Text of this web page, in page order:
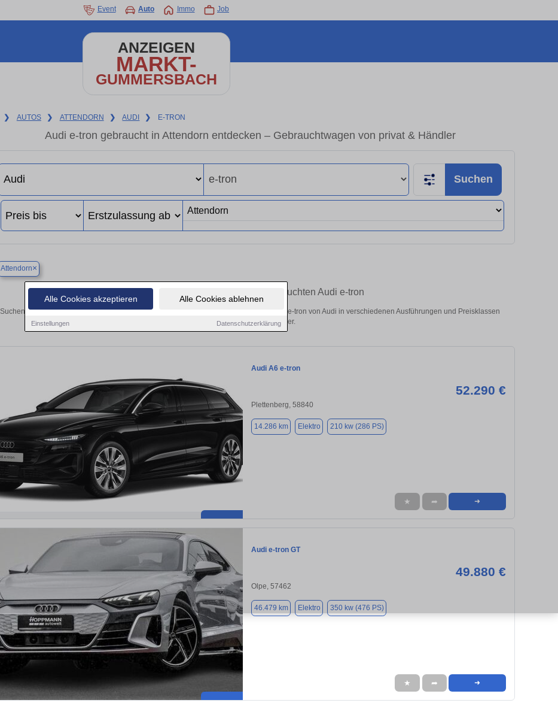
Alle Cookies akzeptieren Alle Cookies ablehnen
Einstellungen Datenschutzerklärung
Event Auto Immo Job
ANZEIGEN
MARKT-
GUMMERSBACH
❯ AUTOS ❯ ATTENDORN ❯ AUDI ❯ E-TRON
Audi e-tron gebraucht in Attendorn entdecken – Gebrauchtwagen von privat & Händler
Suchen
Attendorn×
Finden Sie in Attendorn Ihren gebrauchten Audi e-tron
Suchen Sie in Attendorn einen Audi e-tron Gebrauchtwagen? Entdecken Sie gebrauchte e-tron von Audi in verschiedenen Ausführungen und Preisklassen
von privat und vom Händler.
Audi A6 e-tron
52.290 €
Plettenberg, 58840
14.286 km Elektro 210 kw (286 PS)
★ ➦ ➜
Audi e-tron GT
49.880 €
Olpe, 57462
46.479 km Elektro 350 kw (476 PS)
★ ➦ ➜